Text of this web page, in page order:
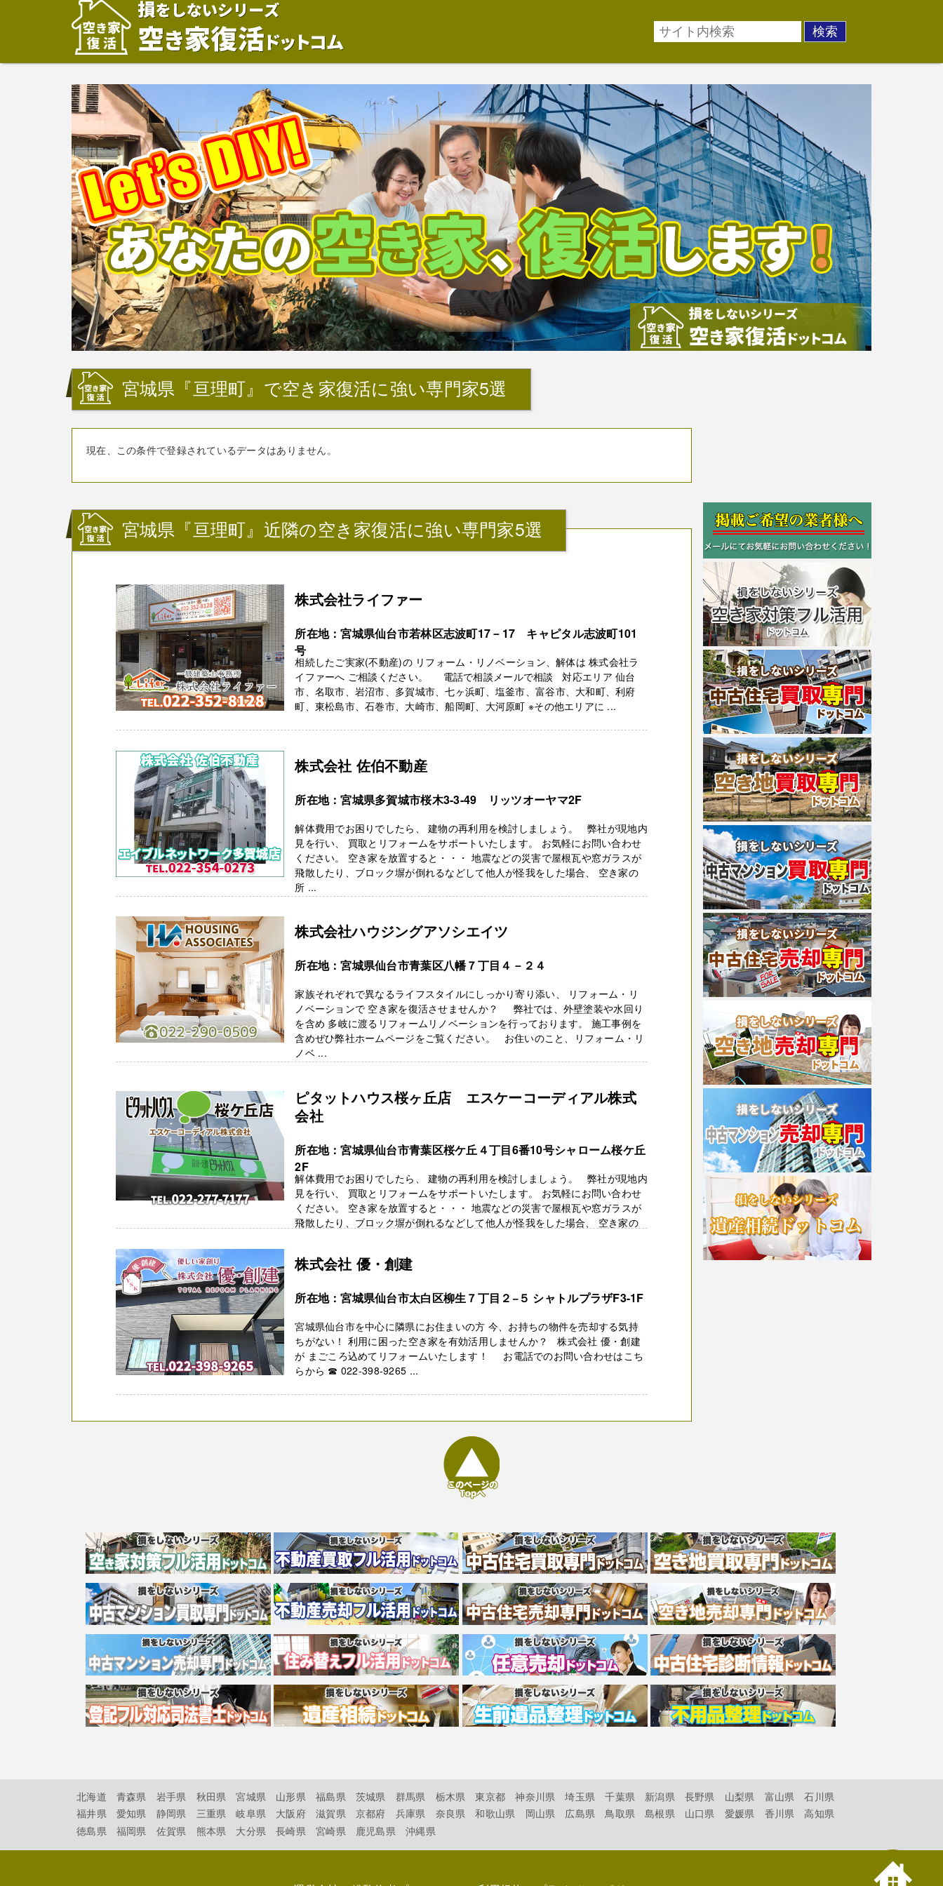
宮城県『亘理町』で空き家復活に強い専門家5選
現在、この条件で登録されているデータはありません。
宮城県『亘理町』近隣の空き家復活に強い専門家5選
株式会社ライファー
所在地：宮城県仙台市若林区志波町17－17 キャピタル志波町101
号
相続したご実家(不動産)の リフォーム・リノベーション、解体は 株式会社ラ
イファーへ ご相談ください。 電話で相談メールで相談 対応エリア 仙台
市、名取市、岩沼市、多賀城市、七ヶ浜町、塩釜市、富谷市、大和町、利府
町、東松島市、石巻市、大崎市、船岡町、大河原町 ※その他エリアに ...
株式会社 佐伯不動産
所在地：宮城県多賀城市桜木3-3-49 リッツオーヤマ2F
解体費用でお困りでしたら、 建物の再利用を検討しましょう。 弊社が現地内
見を行い、 買取とリフォームをサポートいたします。 お気軽にお問い合わせ
ください。 空き家を放置すると・・・ 地震などの災害で屋根瓦や窓ガラスが
飛散したり、ブロック塀が倒れるなどして他人が怪我をした場合、 空き家の
所 ...
株式会社ハウジングアソシエイツ
所在地：宮城県仙台市青葉区八幡７丁目４－２４
家族それぞれで異なるライフスタイルにしっかり寄り添い、 リフォーム・リ
ノベーションで 空き家を復活させませんか？ 弊社では、外壁塗装や水回り
を含め 多岐に渡るリフォームリノベーションを行っております。 施工事例を
含めぜひ弊社ホームページをご覧ください。 お住いのこと、リフォーム・リ
ノベ ...
ピタットハウス桜ヶ丘店 エスケーコーディアル株式
会社
所在地：宮城県仙台市青葉区桜ケ丘４丁目6番10号シャローム桜ケ丘
2F
解体費用でお困りでしたら、 建物の再利用を検討しましょう。 弊社が現地内
見を行い、 買取とリフォームをサポートいたします。 お気軽にお問い合わせ
ください。 空き家を放置すると・・・ 地震などの災害で屋根瓦や窓ガラスが
飛散したり、ブロック塀が倒れるなどして他人が怪我をした場合、 空き家の
株式会社 優・創建
所在地：宮城県仙台市太白区柳生７丁目２−５ シャトルプラザF3-1F
宮城県仙台市を中心に隣県にお住まいの方 今、お持ちの物件を売却する気持
ちがない！ 利用に困った空き家を有効活用しませんか？ 株式会社 優・創建
が まごころ込めてリフォームいたします！ お電話でのお問い合わせはこち
らから ☎ 022-398-9265 ...
北海道 青森県 岩手県 秋田県 宮城県 山形県 福島県 茨城県 群馬県 栃木県 東京都 神奈川県 埼玉県 千葉県 新潟県 長野県 山梨県 富山県
石川県
福井県
愛知県 静岡県 三重県 岐阜県 大阪府 滋賀県 京都府 兵庫県 奈良県 和歌山県 岡山県 広島県 鳥取県 島根県 山口県 愛媛県 香川県
高知県
徳島県
福岡県 佐賀県 熊本県 大分県 長崎県 宮崎県 鹿児島県 沖縄県